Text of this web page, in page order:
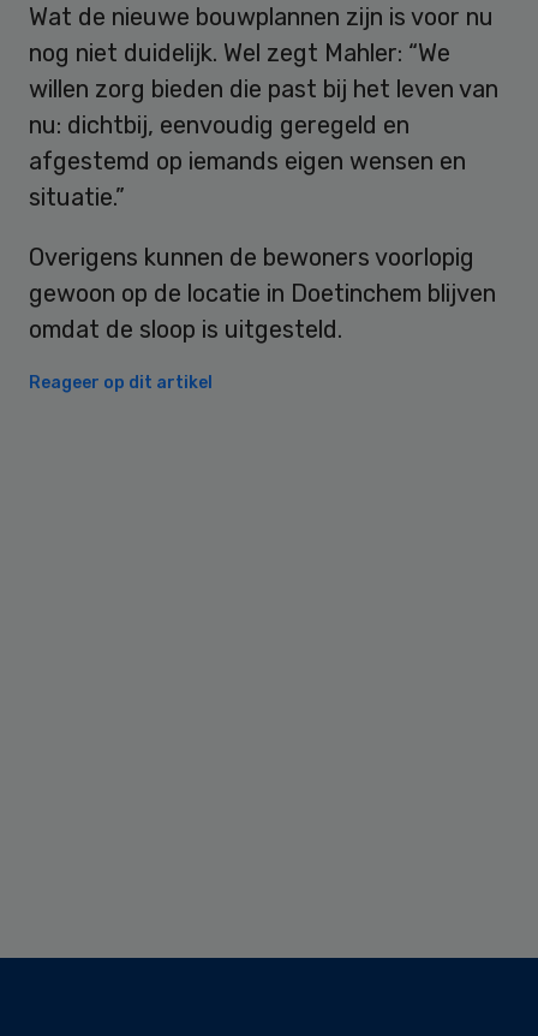
Wat de nieuwe bouwplannen zijn is voor nu
nog niet duidelijk. Wel zegt Mahler: “We
willen zorg bieden die past bij het leven van
nu: dichtbij, eenvoudig geregeld en
afgestemd op iemands eigen wensen en
situatie.”
Overigens kunnen de bewoners voorlopig
gewoon op de locatie in Doetinchem blijven
omdat de sloop is uitgesteld.
Reageer op dit artikel